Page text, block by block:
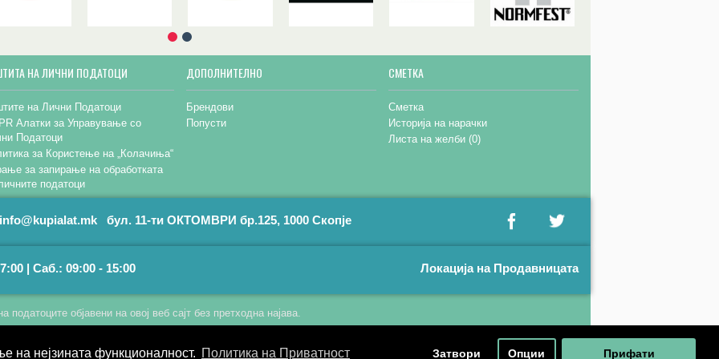
на нејзината функционалност. Политика на Приватност Затвори Опции Прифати
НА ЛИЧНИ ПОДАТОЦИ
на Лични Податоци
Алатки за Управување со
Податоци
за Користење на „Колачиња“
за запирање на обработката
податоци
ДОПОЛНИТЕЛНО
Брендови
Попусти
СМЕТКА
Сметка
Историја на нарачки
Листа на желби (0)
info@kupialat.mk бул. 11-ти ОКТОМВРИ бр.125, 1000 Скопје
| Саб.: 09:00 - 15:00 Локација на Продавницата
објавени на овој веб сајт без претходна најава.